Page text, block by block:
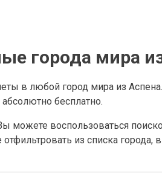
города мира
в любой город мира из
бесплатно.
можете воспользоваться
из списка